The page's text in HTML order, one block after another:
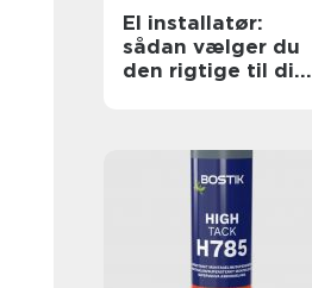
El installatør:
sådan vælger du
den rigtige til dine